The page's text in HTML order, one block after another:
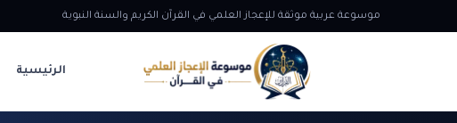
موسوعة عربية موثقة للإعجاز العلمي في القرآن الكريم والسنة النبوية
الرئيسية